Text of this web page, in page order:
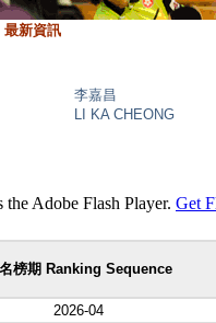
最新資訊
李嘉昌
LI KA CHEONG
the Adobe Flash Player. Get
榜期 Ranking Sequence
2026-04